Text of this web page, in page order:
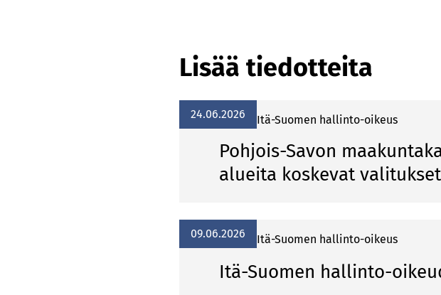
Lisää tiedotteita
24.06.2026 Itä-Suomen hallinto-oikeus
Pohjois-Savon
alueita koskevat
09.06.2026 Itä-Suomen hallinto-oikeus
Itä-Suomen hallinto-